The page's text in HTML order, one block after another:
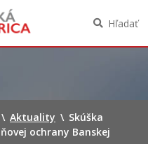
Hľadať
\ Aktuality \ Skúška
ochrany Banskej